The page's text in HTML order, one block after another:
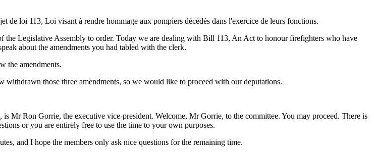
loi 113, Loi visant à rendre hommage aux pompiers décédés dans l'exercice de leurs fonctions.
the Legislative Assembly to order. Today we are dealing with Bill 113, An Act to honour firefighters who have
about the amendments you had tabled with the clerk.
the amendments.
those three amendments, so we would like to proceed with our deputations.
Mr Ron Gorrie, the executive vice-president. Welcome, Mr Gorrie, to the committee. You may proceed. There is
or you are entirely free to use the time to your own purposes.
and I hope the members only ask nice questions for the remaining time.